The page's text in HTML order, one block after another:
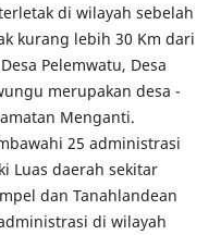
di wilayah sebelah
kurang lebih 30 Km dari
Pelemwatu, Desa
merupakan desa -
Menganti.
25 administrasi
Luas daerah sekitar
dan Tanahlandean
di wilayah